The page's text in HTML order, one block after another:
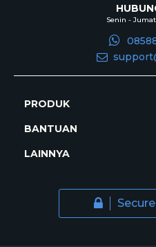
Senin - Jumat
PRODUK
BANTUAN
LAINNYA